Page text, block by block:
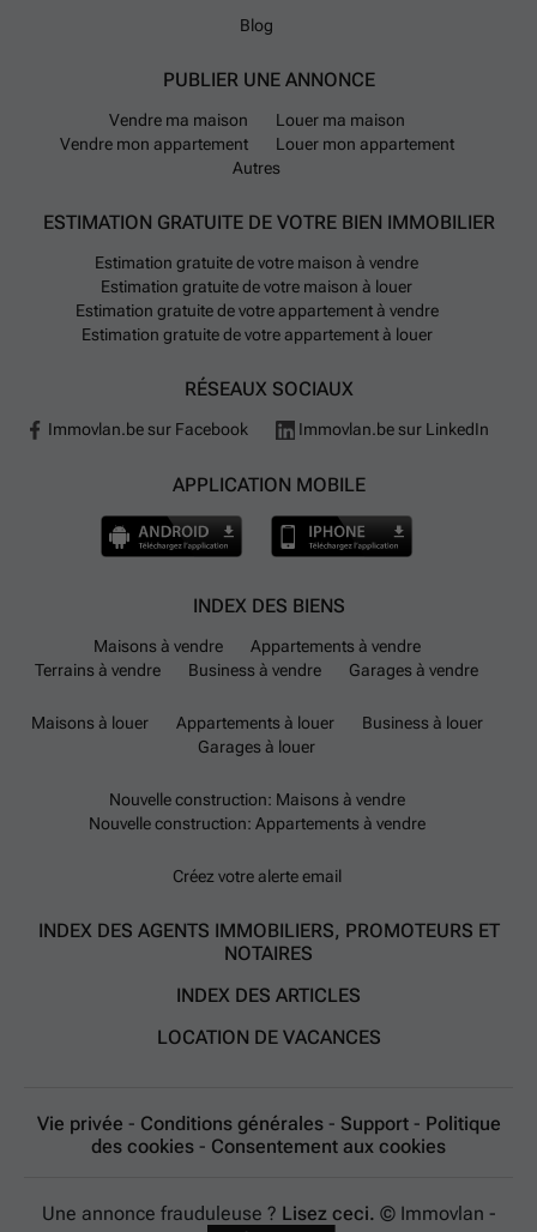
Blog
PUBLIER UNE ANNONCE
Vendre ma maison
Louer ma maison
Vendre mon appartement
Louer mon appartement
Autres
ESTIMATION GRATUITE DE VOTRE BIEN IMMOBILIER
Estimation gratuite de votre maison à vendre
Estimation gratuite de votre maison à louer
Estimation gratuite de votre appartement à vendre
Estimation gratuite de votre appartement à louer
RÉSEAUX SOCIAUX
Immovlan.be sur Facebook Immovlan.be sur LinkedIn
APPLICATION MOBILE
INDEX DES BIENS
Maisons à vendre
Appartements à vendre
Terrains à vendre
Business à vendre Garages à vendre
Maisons à louer Appartements à louer
Business à louer
Garages à louer
Nouvelle construction: Maisons à vendre
Nouvelle construction: Appartements à vendre
Créez votre alerte email
INDEX DES AGENTS IMMOBILIERS, PROMOTEURS ET
NOTAIRES
INDEX DES ARTICLES
LOCATION DE VACANCES
Vie privée - Conditions générales - Support - Politique
des cookies - Consentement aux cookies
Une annonce frauduleuse ? Lisez ceci. © Immovlan -